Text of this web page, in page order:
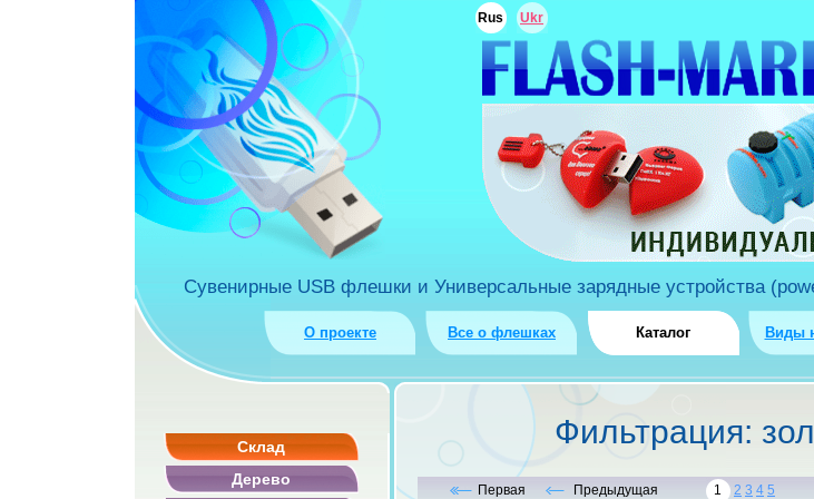
Сувенирные USB флешки и Универсальные зарядные устройства
О проекте Все о флешках Каталог Виды
Rus Ukr
Фильтрация:
Первая Предыдущая 1 2 3 4 5
Склад
Дерево